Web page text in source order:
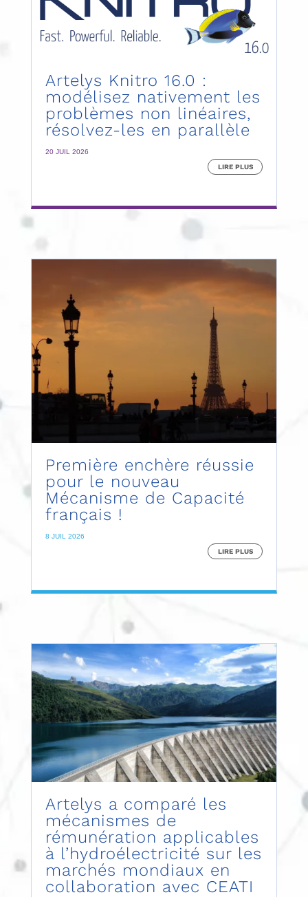
Artelys Knitro 16.0 :
modélisez nativement les
problèmes non linéaires,
résolvez-les en parallèle
20 JUIL 2026
LIRE PLUS
Première enchère réussie
pour le nouveau
Mécanisme de Capacité
français !
8 JUIL 2026
LIRE PLUS
Artelys a comparé les
mécanismes de
rémunération applicables
à l’hydroélectricité sur les
marchés mondiaux en
collaboration avec CEATI